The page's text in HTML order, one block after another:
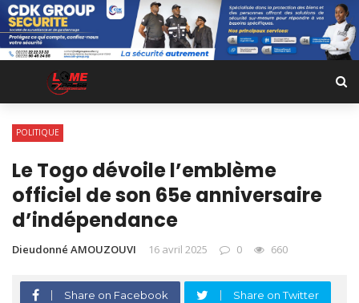
POLITIQUE
Le Togo dévoile l’emblème
officiel de son 65e anniversaire
d’indépendance
Dieudonné AMOUZOUVI 16 avril 2025 0 660
Share on Facebook Share on Twitter